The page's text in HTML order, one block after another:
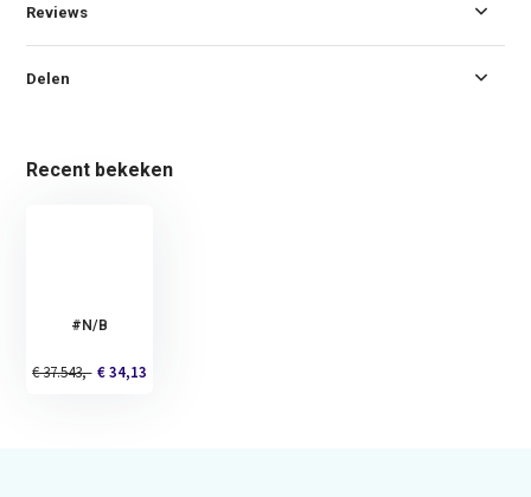
Reviews
Delen
Recent bekeken
#N/B
€ 37.543,- € 34,13